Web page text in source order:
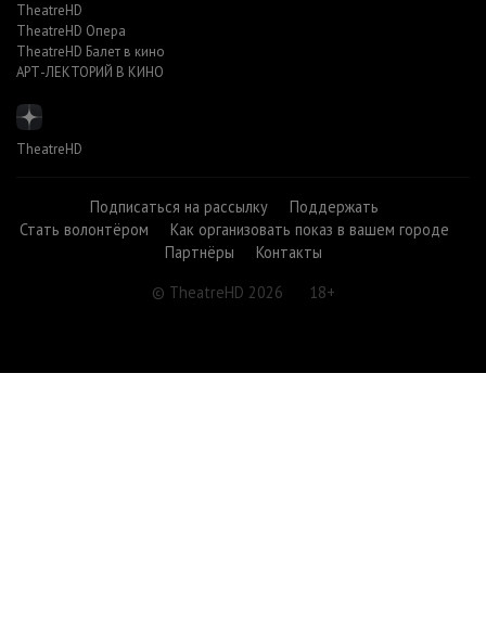
TheatreHD
TheatreHD Опера
TheatreHD Балет в кино
АРТ-ЛЕКТОРИЙ В КИНО
TheatreHD
Подписаться на рассылку
Поддержать
Стать волонтёром
Как организовать показ в вашем городе
Партнёры
Контакты
© TheatreHD 2026
18+